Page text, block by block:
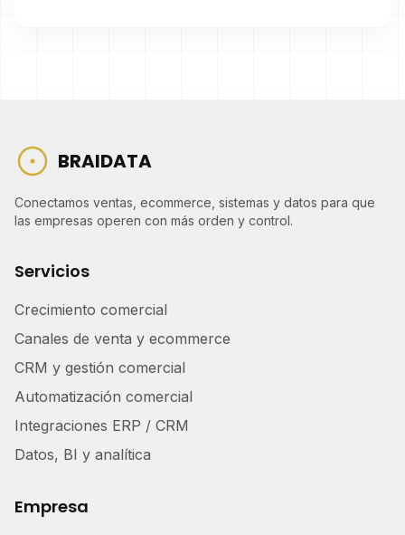
BRAIDATA
Conectamos ventas, ecommerce, sistemas y datos para que
las empresas operen con más orden y control.
Servicios
Crecimiento comercial
Canales de venta y ecommerce
CRM y gestión comercial
Automatización comercial
Integraciones ERP / CRM
Datos, BI y analítica
Empresa